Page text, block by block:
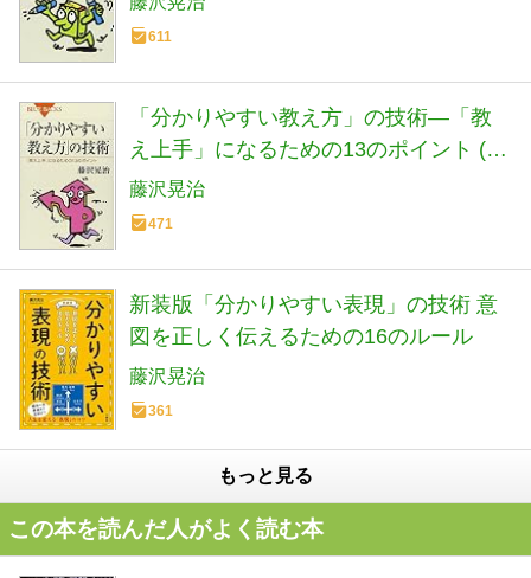
611
「分かりやすい教え方」の技術―「教
え上手」になるための13のポイント (ブ
ルーバックス)
藤沢晃治
471
新装版「分かりやすい表現」の技術 意
図を正しく伝えるための16のルール
藤沢晃治
361
もっと見る
この本を読んだ人がよく読む本